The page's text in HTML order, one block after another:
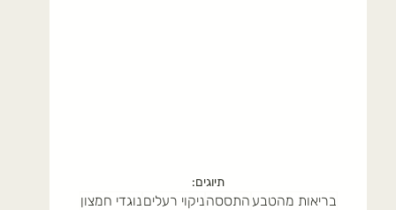
תיוגים:
בריאות מהטבע התססהניקוי רעליםנוגדי חמצון